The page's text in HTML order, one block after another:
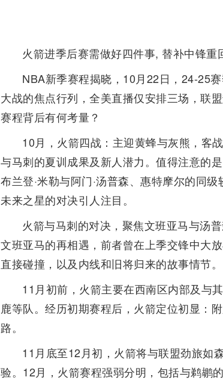
火箭进季后赛需做好四件事, 替补中锋
NBA新季赛程揭晓，10月22日，24-25
大战的焦点行列，全美直播仅安排三场，联
赛程背后有何考量？
10月，火箭四战：主迎黄蜂与灰熊，客
与马刺的夏训成果及新人潜力。值得注意的
布兰登·米勒与阿门·汤普森、惠特摩尔的同
未来之星的对决引人注目。
火箭与马刺的对决，聚焦文班亚马与汤
文班亚马的再相遇，前者曾在上季交锋中大
直接碰撞，以及内线和旧将归来的故事情节。
11月初前，火箭主要在西南区内部及与
鹿等队。经历初期赛程后，火箭定位初显：
路。
11月底至12月初，火箭将与联盟劲旅如
验。12月，火箭赛程强弱分明，包括与鹈鹕